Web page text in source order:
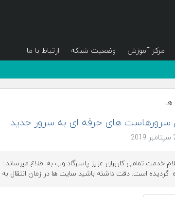
مرکز آموزش وضعیت شبکه ارتباط با ما
ها
سرورهاست های حرفه ای به سرور جدید
خدمت تمامی کاربران عزیز پاسارگاد وب به اطلاع
گردیده است. دقت داشته باشید سایت ها در زمان انتقال